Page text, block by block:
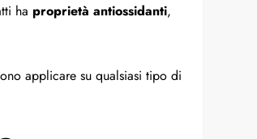
ha proprietà antiossidanti,
applicare su qualsiasi tipo di